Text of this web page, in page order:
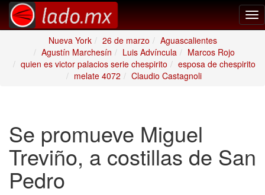
Nueva York
26 de marzo
Aguascalientes
Agustín Marchesín
Luis Advíncula
Marcos Rojo
quien es victor palacios serie chespirito
esposa de chespirito
melate 4072
Claudio Castagnoli
Se promueve Miguel
Treviño, a costillas de San
Pedro